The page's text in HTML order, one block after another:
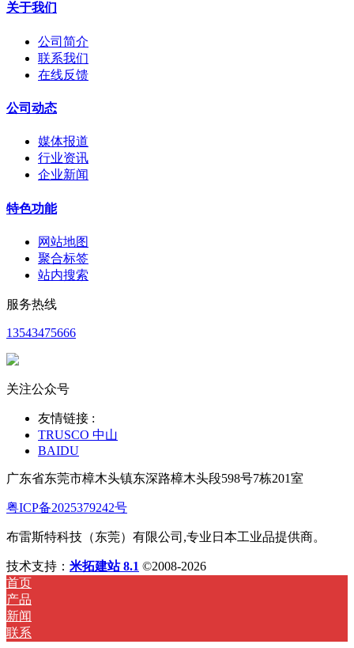
关于我们
公司简介
联系我们
在线反馈
公司动态
媒体报道
行业资讯
企业新闻
特色功能
网站地图
聚合标签
站内搜索
服务热线
13543475666
关注公众号
友情链接 :
TRUSCO 中山
BAIDU
广东省东莞市樟木头镇东深路樟木头段598号7栋201室
粤ICP备2025379242号
布雷斯特科技（东莞）有限公司,专业日本工业品提供商。
技术支持： 米拓建站 8.1 ©2008-2026
首页
产品
新闻
联系